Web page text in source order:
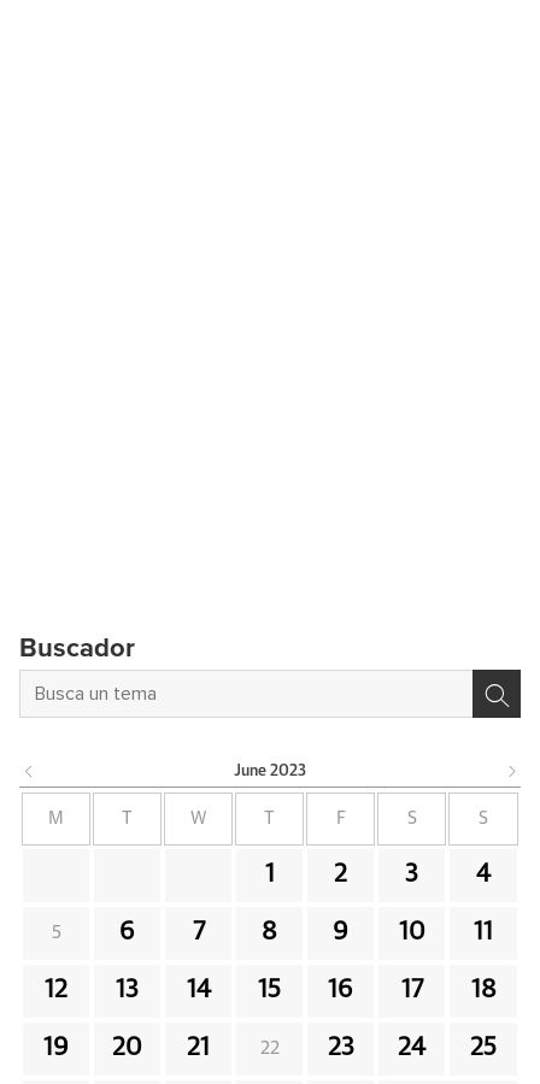
Buscador
June 2023
M W F S S
1 2 3 4
5 6 7 8 9 10 11
12 13 14 15 16 17 18
19 20 21 22 23 24 25